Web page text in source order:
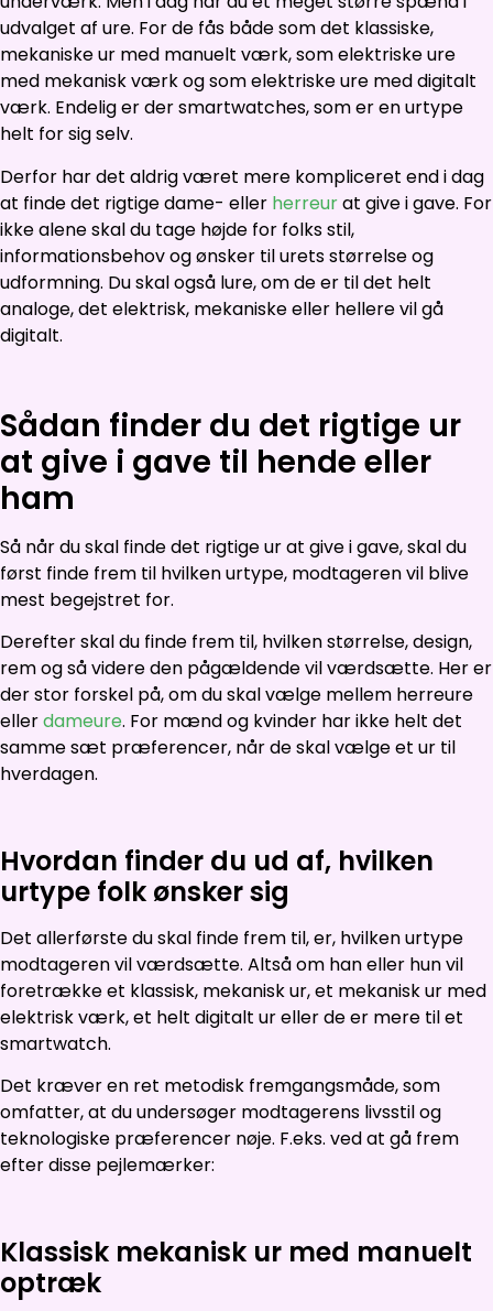
udvalget af ure. For de fås både som det klassiske,
mekaniske ur med manuelt værk, som elektriske ure
med mekanisk værk og som elektriske ure med digitalt
værk. Endelig er der smartwatches, som er en urtype
helt for sig selv.
Derfor har det aldrig været mere kompliceret end i dag
at finde det rigtige dame- eller herreurat give i gave. For
ikke alene skal du tage højde for folks stil,
informationsbehov og ønsker til urets størrelse og
udformning. Du skal også lure, om de er til det helt
analoge, det elektrisk, mekaniske eller hellere vil gå
digitalt.
Sådan finder du det rigtige ur
at give i gave til hende eller
ham
Så når du skal finde det rigtige ur at give i gave, skal du
først finde frem til hvilken urtype, modtageren vil blive
mest begejstret for.
Derefter skal du finde frem til, hvilken størrelse, design,
rem og så videre den pågældende vil værdsætte. Her er
der stor forskel på, om du skal vælge mellem herreure
ellerdameure. For mænd og kvinder har ikke helt det
samme sæt præferencer, når de skal vælge et ur til
hverdagen.
Hvordan finder du ud af, hvilken
urtype folk ønsker sig
Det allerførste du skal finde frem til, er, hvilken urtype
modtageren vil værdsætte. Altså om han eller hun vil
foretrække et klassisk, mekanisk ur, et mekanisk ur med
elektrisk værk, et helt digitalt ur eller de er mere til et
smartwatch.
Det kræver en ret metodisk fremgangsmåde, som
omfatter, at du undersøger modtagerens livsstil og
teknologiske præferencer nøje. F.eks. ved at gå frem
efter disse pejlemærker:
Klassisk mekanisk ur med manuelt
optræk